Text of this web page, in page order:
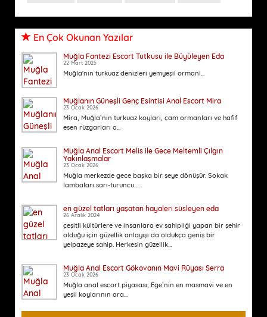
En Çok Okunan Yazılar
Muğla Fantezi Escort Tutkusu ile Büyüleyen Eda
22 Mart 2025
Muğla'nın turkuaz denizleri yemyeşil ormanl...
Muğlanın Güneşli Genç Esintisi Anal Escort Mira
23 Ocak 2026
Mira, Muğla’nın turkuaz koyları, çam ormanları ve hafif
esen rüzgarları a...
Muğla Anal Escort Melis ile Gece Meltemli Çılgın
Yakınlaşmalar
23 Ocak 2026
Muğla merkezde gece başka bir şeye dönüşür. Sokak
lambaları sarı-turuncu ...
en güzel tatları yaşatan hayaleri süsleyen eda
26 Aralık 2024
çeşitli kültürlere ve insanlara ev sahipliği yapan bir şehir
olduğu için güzellik anlayışı da oldukça geniş bir
yelpazeye sahip. Herkesin güzellik...
Muğla Anal Escort Gökovanın Mavi Rüyası Serra
23 Ocak 2026
Muğla anal escort piyasası, Ege’nin en masmavi ve en
yeşil koylarının ara...